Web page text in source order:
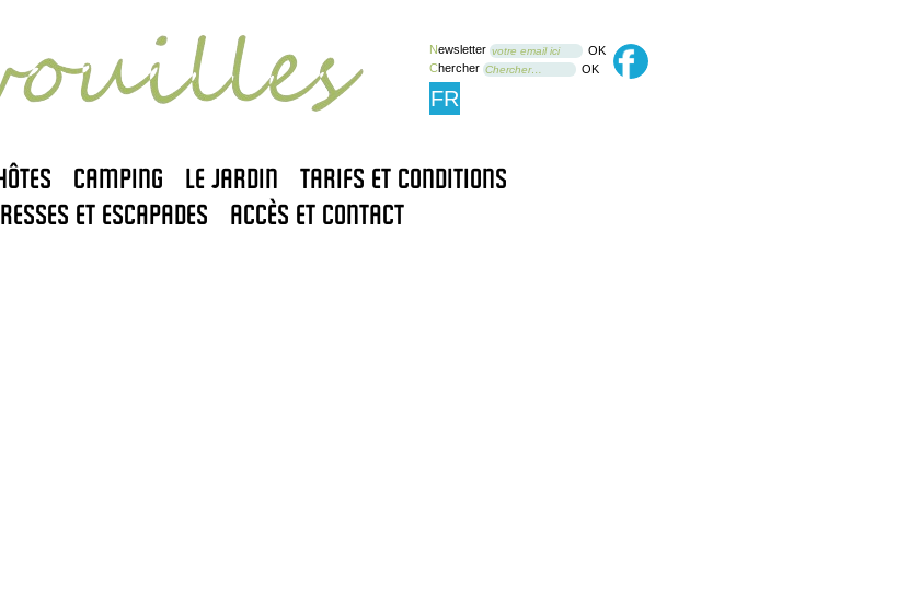
Newsletter votre email ici
OK
Chercher Chercher… OK
FR
Camping Le jardin
Tarifs et conditions
et escapades
Accès et contact